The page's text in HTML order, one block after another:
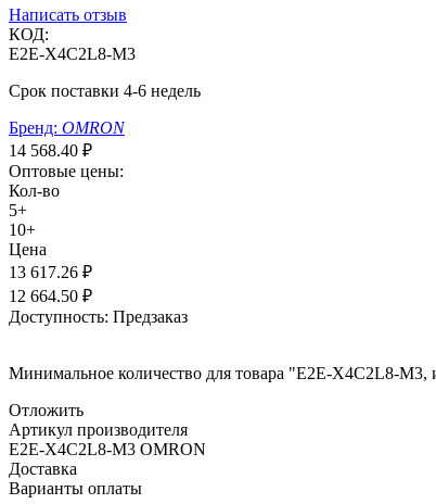
Написать отзыв
КОД:
E2E-X4C2L8-M3
Срок поставки 4-6 недель
Бренд: OMRON
14 568.40 ₽
Оптовые цены:
Кол-во
5+
10+
Цена
13 617.26 ₽
12 664.50 ₽
Доступность: Предзаказ
Минимальное количество для товара "E2E-X4C2L8-
Отложить
Артикул производителя
E2E-X4C2L8-M3 OMRON
Доставка
Варианты оплаты